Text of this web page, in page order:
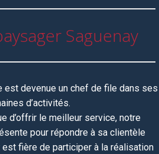
Saguenay
est devenue un chef de file dans ses
d’activités.
d’offrir le meilleur service, notre
pour répondre à sa clientèle
fière de participer à la réalisation